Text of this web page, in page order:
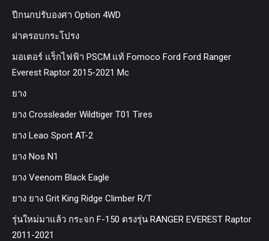
ปีกนกปรับองศา Option 4WD
ฝาครอบกระโปรง
มอเตอร์ แร็กไฟฟ้า PSCM.แท้ Fomoco Ford Ford Ranger
Everest Raptor 2015-2021 Mc
ยาง
ยาง Crossleader Wildtiger T01 Tires
ยาง Leao Sport AT-2
ยาง Nos N1
ยาง Veenom Black Eagle
ยาง ยาง Grit King Ridge Climber R/T
รุ่นใหม่มาแล้ว กระจก F-150 ตรงรุ่น RANGER EVEREST Raptor
2011-2021